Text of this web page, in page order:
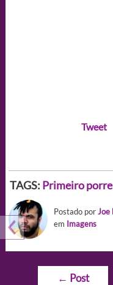
Tweet
TAGS: Primeiro porre
Postado porJoe
em Imagens
Navegação
← Post